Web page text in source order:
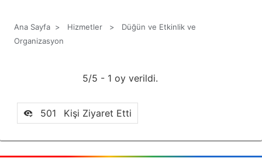
Ana Sayfa > Hizmetler >
Düğün ve Etkinlik ve
Organizasyon
5/5 - 1 oy verildi.
501 Kişi Ziyaret Etti